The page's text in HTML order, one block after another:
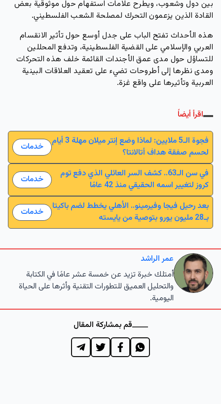
بين دول وشعوب، ويطرح علامات استفهام حول موثوقية بعض
القادة الذين يزعمون التحرك لمصلحة الشعب الفلسطيني.
هذه الأحداث تفتح الباب على جدل أوسع حول تأثير الانقسام
العربي والإسلامي على القضية الفلسطينية، وتدفع المحللين
للتساؤل حول مدى عمق الأجندات القائمة خلف هذه التحركات
ومدى نظرها إلى أطروحات تضيء على تعقيد العلاقات البينية
العربية وتأثيرها على واقع غزة.
اقرأ أيضاً
فجوة الـ5 ملايين: لماذا وضع إنتر ميلان مهلة 3 أيام
لحسم صفقة هداف أتالانتا؟
خدمات
في سن الـ63.. كشف السر العائلي الذي دفع توم
كروز لتغيير اسمه الحقيقي منذ 42 عامًا
خدمات
بعد رحيل فيجا وفيرمينو.. الأهلي يخطط لضم باكيتا
بـ28 مليون يورو بتوصية من يايسته
خدمات
عمر الراشد
أمتلك خبرة تزيد عن خمسة عشر عامًا في الكتابة
والتحليل العميق للتطورات التقنية وأثرها على الحياة
اليومية.
قم بمشاركة المقال